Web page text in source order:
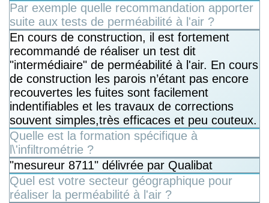
Par exemple quelle recommandation apporter
suite aux tests de perméabilité à l'air ?
En cours de construction, il est fortement
recommandé de réaliser un test dit
"intermédiaire" de perméabilité à l'air. En cours
de construction les parois n’étant pas encore
recouvertes les fuites sont facilement
indentifiables et les travaux de corrections
souvent simples,très efficaces et peu couteux.
Quelle est la formation spécifique à
l\'infiltrométrie ?
"mesureur 8711" délivrée par Qualibat
Quel est votre secteur géographique pour
réaliser la perméabilité à l'air ?